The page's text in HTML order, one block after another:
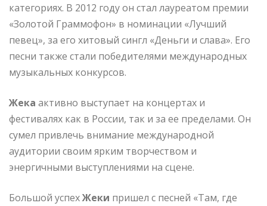
категориях. В 2012 году он стал лауреатом премии
«Золотой Граммофон» в номинации «Лучший
певец», за его хитовый сингл «Деньги и слава». Его
песни также стали победителями международных
музыкальных конкурсов.
Жека активно выступает на концертах и
фестивалях как в России, так и за ее пределами. Он
сумел привлечь внимание международной
аудитории своим ярким творчеством и
энергичными выступлениями на сцене.
Большой успехЖеки пришел с песней «Там, где